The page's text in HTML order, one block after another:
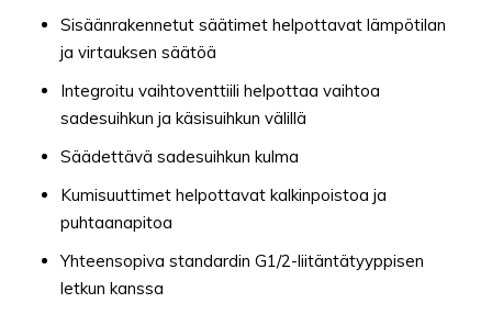
Sisäänrakennetut säätimet helpottavat lämpötilan
ja virtauksen säätöä
Integroitu vaihtoventtiili helpottaa vaihtoa
sadesuihkun ja käsisuihkun välillä
Säädettävä sadesuihkun kulma
Kumisuuttimet helpottavat kalkinpoistoa ja
puhtaanapitoa
Yhteensopiva standardin G1/2-liitäntätyyppisen
letkun kanssa